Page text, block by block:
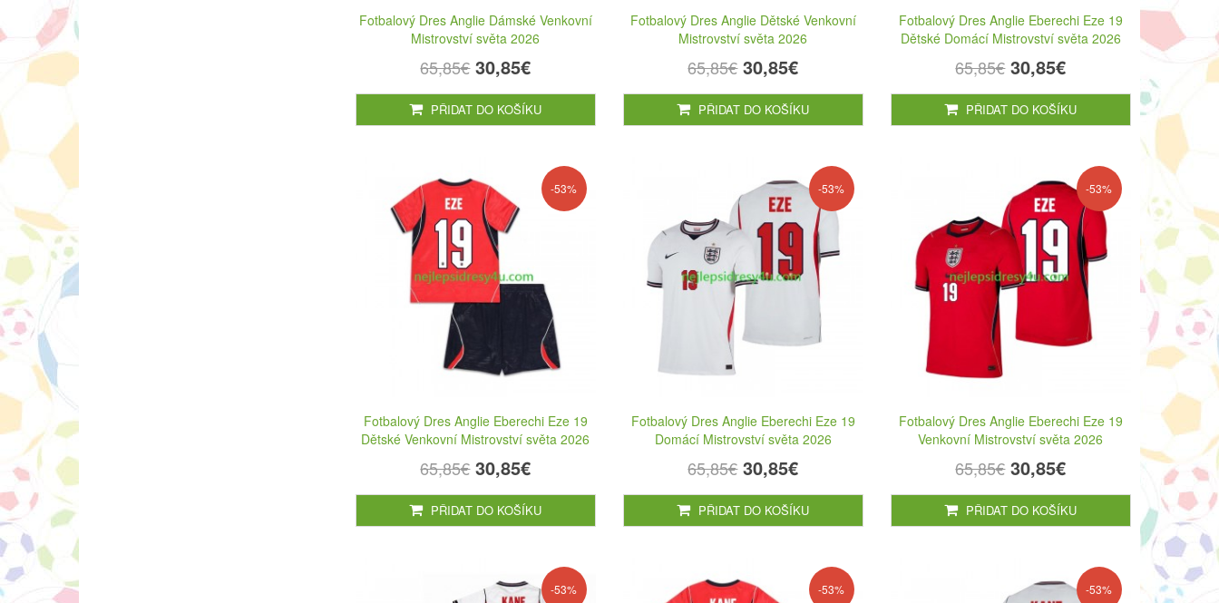
Fotbalový Dres Anglie Dámské Venkovní
Mistrovství světa 2026
65,85€ 30,85€
PŘIDAT DO KOŠÍKU
Fotbalový Dres Anglie Dětské Venkovní
Mistrovství světa 2026
65,85€ 30,85€
PŘIDAT DO KOŠÍKU
Fotbalový Dres Anglie Eberechi Eze 19
Dětské Domácí Mistrovství světa 2026
65,85€ 30,85€
PŘIDAT DO KOŠÍKU
-53%
Fotbalový Dres Anglie Eberechi Eze 19
Dětské Venkovní Mistrovství světa 2026
65,85€ 30,85€
PŘIDAT DO KOŠÍKU
-53%
Fotbalový Dres Anglie Eberechi Eze 19
Domácí Mistrovství světa 2026
65,85€ 30,85€
PŘIDAT DO KOŠÍKU
-53%
Fotbalový Dres Anglie Eberechi Eze 19
Venkovní Mistrovství světa 2026
65,85€ 30,85€
PŘIDAT DO KOŠÍKU
-53% -53% -53%